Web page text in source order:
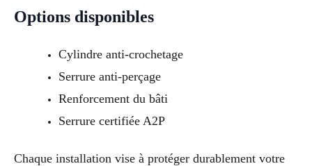
Options disponibles
Cylindre anti-crochetage
Serrure anti-perçage
Renforcement du bâti
Serrure certifiée A2P
Chaque installation vise à protéger durablement votre